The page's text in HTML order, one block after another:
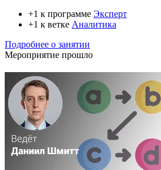
+1 к программе Эксперт
+1 к ветке Аналитика
Подробнее о занятии
Мероприятие прошло